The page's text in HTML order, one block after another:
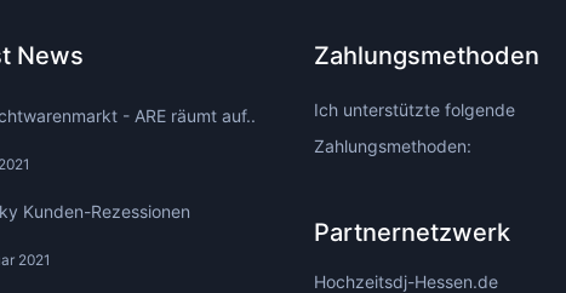
News
- ARE räumt auf..
Kunden-Rezessionen
2021
Zahlungsmethoden
Ich unterstützte folgende
Zahlungsmethoden:
Partnernetzwerk
Hochzeitsdj-Hessen.de